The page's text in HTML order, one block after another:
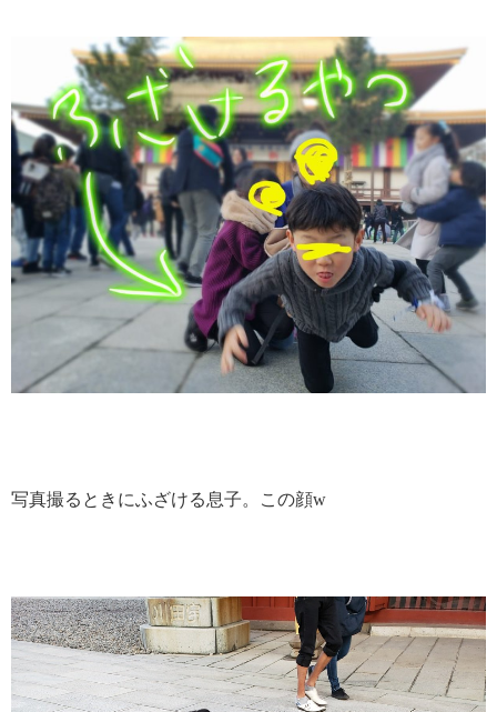
写真撮るときにふざける息子。この顔w